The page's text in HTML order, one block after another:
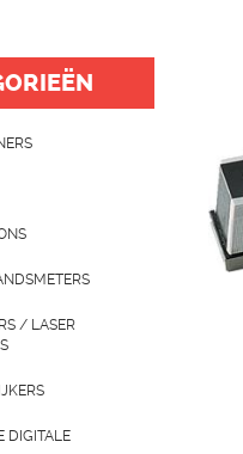
/ LASER
DIGITALE